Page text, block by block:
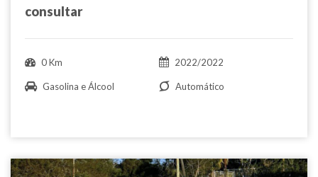
consultar
0 Km 2022/2022
Gasolina e Álcool Automático